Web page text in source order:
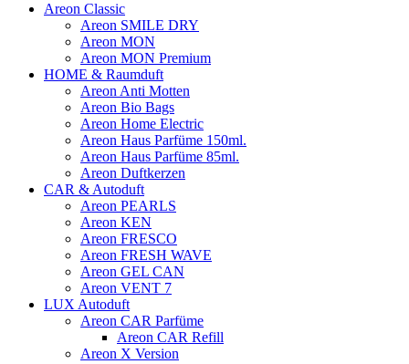
Areon Classic
Areon SMILE DRY
Areon MON
Areon MON Premium
HOME & Raumduft
Areon Anti Motten
Areon Bio Bags
Areon Home Electric
Areon Haus Parfüme 150ml.
Areon Haus Parfüme 85ml.
Areon Duftkerzen
CAR & Autoduft
Areon PEARLS
Areon KEN
Areon FRESCO
Areon FRESH WAVE
Areon GEL CAN
Areon VENT 7
LUX Autoduft
Areon CAR Parfüme
Areon CAR Refill
Areon X Version